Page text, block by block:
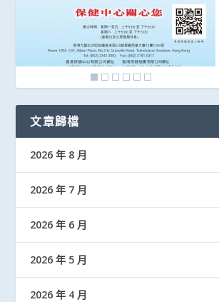
文章歸檔
2026 年 8 月
2026 年 7 月
2026 年 6 月
2026 年 5 月
2026 年 4 月